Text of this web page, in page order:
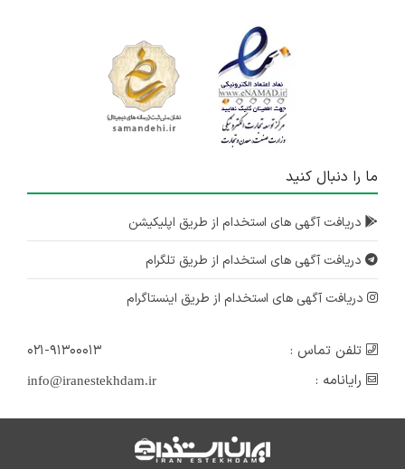
ما را دنبال کنید
دریافت آگهی های استخدام از طریق اپلیکیشن
دریافت آگهی های استخدام از طریق تلگرام
دریافت آگهی های استخدام از طریق اینستاگرام
تلفن تماس :
۰۲۱-۹۱۳۰۰۰۱۳
رایانامه :
info@iranestekhdam.ir